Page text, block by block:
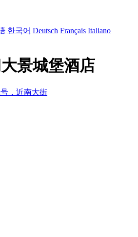
한국어 Deutsch Français Italiano
景城堡酒店
，近南大街